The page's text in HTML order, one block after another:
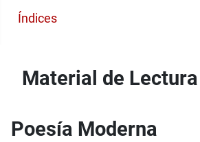
Índices
Material de Lectura
Poesía Moderna